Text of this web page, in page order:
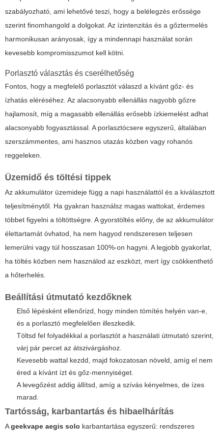
szabályozható, ami lehetővé teszi, hogy a belélegzés erőssége
szerint finomhangold a dolgokat. Az ízintenzitás és a gőztermelés
harmonikusan arányosak, így a mindennapi használat során
kevesebb kompromisszumot kell kötni.
Porlasztó választás és cserélhetőség
Fontos, hogy a megfelelő porlasztót válaszd a kívánt gőz- és
ízhatás eléréséhez. Az alacsonyabb ellenállás nagyobb gőzre
hajlamosít, míg a magasabb ellenállás erősebb ízkiemelést adhat
alacsonyabb fogyasztással. A porlasztócsere egyszerű, általában
szerszámmentes, ami hasznos utazás közben vagy rohanós
reggeleken.
Üzemidő és töltési tippek
Az akkumulátor üzemideje függ a napi használattól és a kiválasztott
teljesítménytől. Ha gyakran használsz magas wattokat, érdemes
többet figyelni a töltöttségre. A gyorstöltés előny, de az akkumulátor
élettartamát óvhatod, ha nem hagyod rendszeresen teljesen
lemerülni vagy túl hosszasan 100%-on hagyni. A legjobb gyakorlat,
ha töltés közben nem használod az eszközt, mert így csökkenthető
a hőterhelés.
Beállítási útmutató kezdőknek
Első lépésként ellenőrizd, hogy minden tömítés helyén van-e,
és a porlasztó megfelelően illeszkedik.
Töltsd fel folyadékkal a porlasztót a használati útmutató szerint,
várj pár percet az átszivárgáshoz.
Kevesebb wattal kezdd, majd fokozatosan növeld, amíg el nem
éred a kívánt ízt és gőz-mennyiséget.
A levegőzést addig állítsd, amíg a szívás kényelmes, de ízes
marad.
Tartósság, karbantartás és hibaelhárítás
Ageekvape aegis solo karbantartása egyszerű: rendszeres